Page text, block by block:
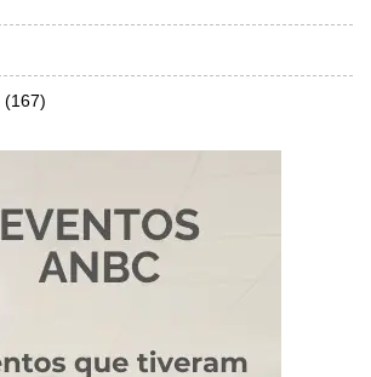
(167)